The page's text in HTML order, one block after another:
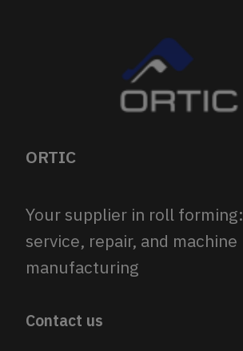
ORTIC
Your supplier in roll forming:
service, repair, and machine
manufacturing
Contact us